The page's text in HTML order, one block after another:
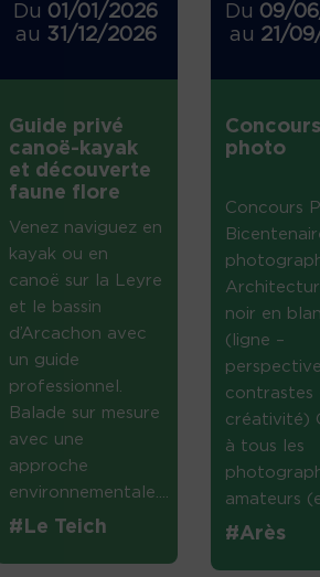
Du 01/01/2026
au 31/12/2026
Guide privé
canoë-kayak
et découverte
faune flore
Venez naviguez en
kayak ou en
canoë sur la Leyre
et le bassin
d’Arcachon avec
un guide
professionnel.
Balade sur mesure
avec une
approche
environnementale....
#Le Teich
Du 09/
au 21/
Concours
photo
Concours
noir en
(ligne –
contrastes
créativité)
à tous les
amateurs
#Arès